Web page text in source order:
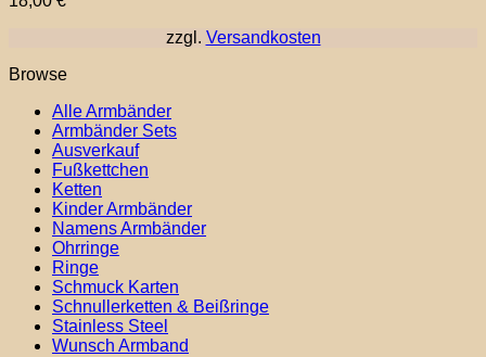
Varianten
können
Produktseite
gewählt
werden
zzgl. Versandkosten
Browse
Alle Armbänder
Armbänder Sets
Ausverkauf
Fußkettchen
Ketten
Kinder Armbänder
Namens Armbänder
Ohrringe
Ringe
Schmuck Karten
Schnullerketten & Beißringe
Stainless Steel
Wunsch Armband